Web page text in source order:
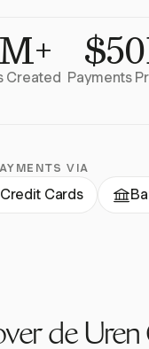
Created Payments
VIA
Credit Cards
de